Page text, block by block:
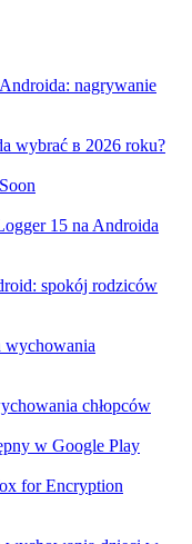
nagrywanie
wybrać в 2026 roku?
15 na Androida
spokój rodziców
wychowania
chłopców
w Google Play
for Encryption